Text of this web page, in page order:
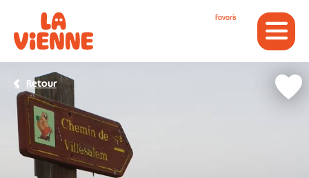
Favoris
Retour